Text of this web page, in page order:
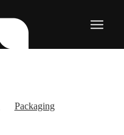
Packaging